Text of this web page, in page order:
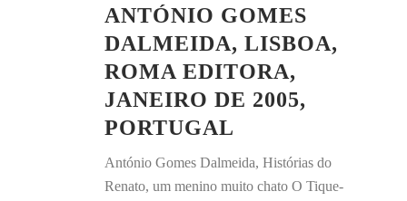
ANTÓNIO GOMES
DALMEIDA, LISBOA,
ROMA EDITORA,
JANEIRO DE 2005,
PORTUGAL
António Gomes Dalmeida, Histórias do
Renato, um menino muito chato O Tique-